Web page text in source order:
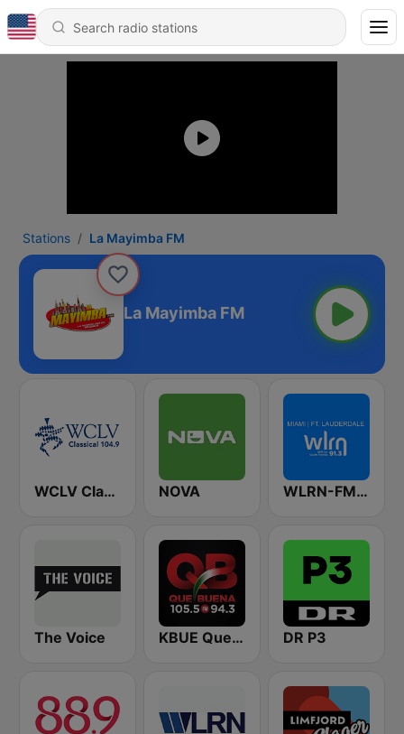
Stations La Mayimba FM
La Mayimba FM
WCLV Classical 104.9 FM NOVA WLRN-FM 91.3
The Voice KBUE Que Buena 105.5 / 94.3 FM (US Only) DR P3